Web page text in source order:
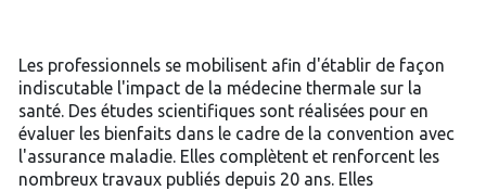
Les professionnels se mobilisent afin d'établir de façon
indiscutable l'impact de la médecine thermale sur la
santé. Des études scientifiques sont réalisées pour en
évaluer les bienfaits dans le cadre de la convention avec
l'assurance maladie. Elles complètent et renforcent les
nombreux travaux publiés depuis 20 ans. Elles